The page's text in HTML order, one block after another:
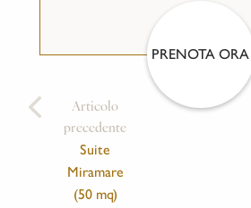
PRENOTA ORA
Articolo
precedente
Suite
Miramare
(50 mq)